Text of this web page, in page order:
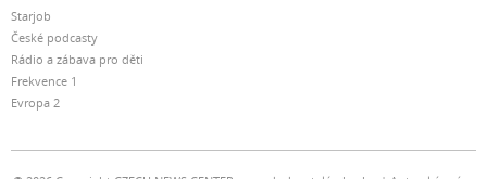
Starjob
České podcasty
Rádio a zábava pro děti
Frekvence 1
Evropa 2